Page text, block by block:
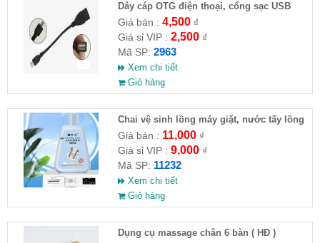
Dây cáp OTG điện thoại, cổng sạc USB
Giá bán : 4,500₫
Giá sỉ VIP : 2,500₫
Mã SP: 2963
Xem chi tiết
Giỏ hàng
Chai vệ sinh lồng máy giặt, nước tẩy lồng
máy giặt CLEANING FLUID
Giá bán : 11,000₫
Giá sỉ VIP : 9,000₫
Mã SP: 11232
Xem chi tiết
Giỏ hàng
Dụng cụ massage chân 6 bàn ( HĐ )